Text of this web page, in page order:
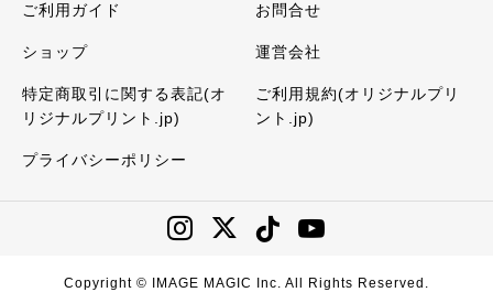
ご利用ガイド お問合せ
ショップ 運営会社
特定商取引に関する表記(オ
リジナルプリント.jp)
ご利用規約(オリジナルプリ
ント.jp)
プライバシーポリシー
Copyright © IMAGE MAGIC Inc. All Rights Reserved.